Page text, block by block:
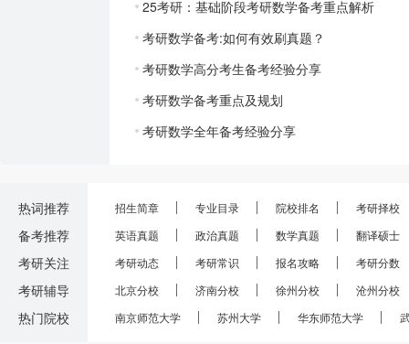
25考研：基础阶段考研数学备考重点解析
考研数学备考:如何有效刷真题？
考研数学高分考生备考经验分享
考研数学备考重点及规划
考研数学全年备考经验分享
热词推荐
备考推荐
考研关注
考研辅导
热门院校
招生简章 专业目录 院校排名
考研择校
英语真题
政治真题 数学真题
翻译硕士
考研动态
考研常识 报名攻略
考研分数
北京分校
济南分校 徐州分校
沧州分校
南京师范大学
苏州大学 华东师范大学